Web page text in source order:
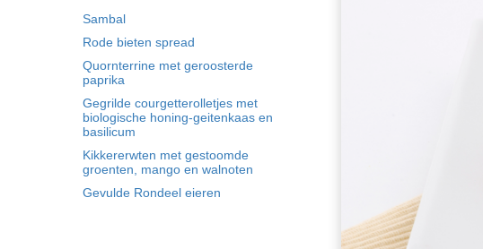
Sambal
Rode bieten spread
Quornterrine met geroosterde
paprika
Gegrilde courgetterolletjes met
biologische honing-geitenkaas en
basilicum
Kikkererwten met gestoomde
groenten, mango en walnoten
Gevulde Rondeel eieren